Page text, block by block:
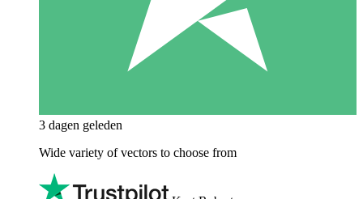
3 dagen geleden
Wide variety of vectors to choose from